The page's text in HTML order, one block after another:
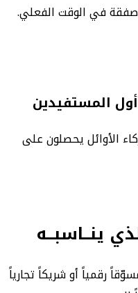
في الوقت الفعلي.
المستفيدين
الأوائل يحصلون على
ينــاسبــه
رقمياً أو شريكاً تجارياً